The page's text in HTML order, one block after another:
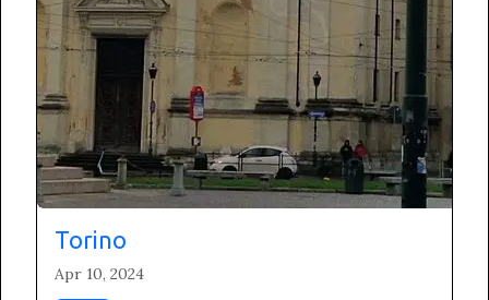
Torino
Apr 10, 2024